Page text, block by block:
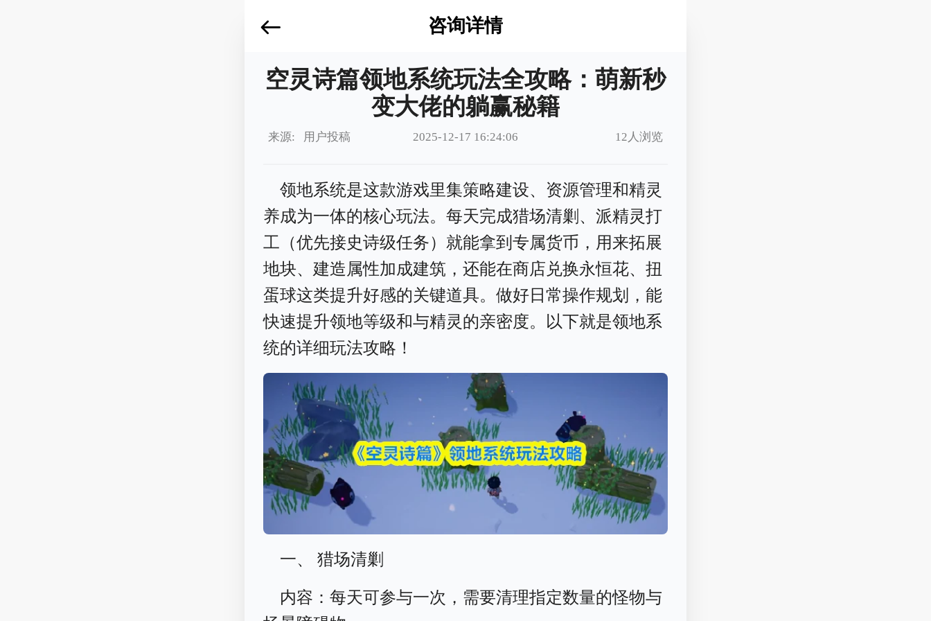
咨询详情
空灵诗篇领地系统玩法全攻略：萌新秒
变大佬的躺赢秘籍
来源: 用户投稿 2025-12-17 16:24:06 12人浏览
领地系统是这款游戏里集策略建设、资源管理和精灵
养成为一体的核心玩法。每天完成猎场清剿、派精灵打
工（优先接史诗级任务）就能拿到专属货币，用来拓展
地块、建造属性加成建筑，还能在商店兑换永恒花、扭
蛋球这类提升好感的关键道具。做好日常操作规划，能
快速提升领地等级和与精灵的亲密度。以下就是领地系
统的详细玩法攻略！
一、 猎场清剿
内容：每天可参与一次，需要清理指定数量的怪物与